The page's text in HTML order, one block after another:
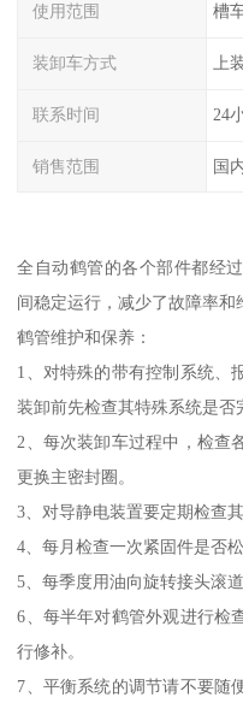
使用范围 槽
装卸车方式 上
联系时间 24
销售范围 国
全自动鹤管的各个部件都经
间稳定运行，减少了故障率和
鹤管维护和保养：
1、对特殊的带有控制系统、
装卸前先检查其特殊系统是否
2、每次装卸车过程中，检查
更换主密封圈。
3、对导静电装置要定期检查
4、每月检查一次紧固件是否
5、每季度用油向旋转接头滚道
6、每半年对鹤管外观进行检
行修补。
7、平衡系统的调节请不要随